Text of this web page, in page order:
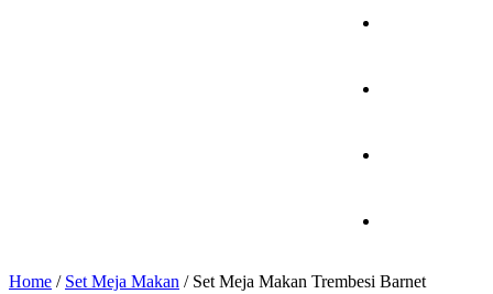
Home / Set Meja Makan / Set Meja Makan Trembesi Barnet